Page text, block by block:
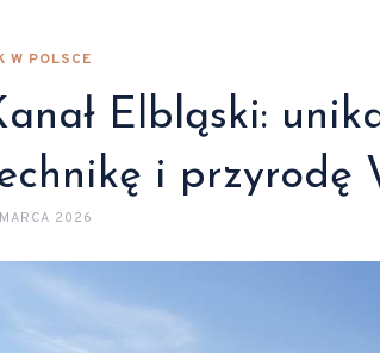
W POLSCE
Elbląski:
i przyrodę
2026